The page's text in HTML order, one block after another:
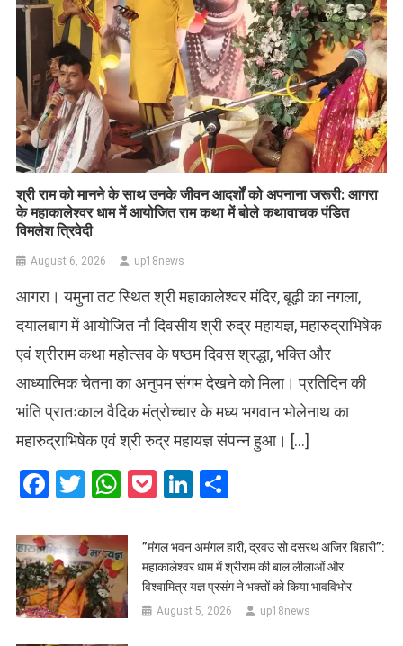
​श्री राम को मानने के साथ उनके जीवन आदर्शों को अपनाना जरूरी: आगरा
के महाकालेश्वर धाम में आयोजित राम कथा में बोले कथावाचक पंडित
विमलेश त्रिवेदी
August 6, 2026 up18news
आगरा। यमुना तट स्थित श्री महाकालेश्वर मंदिर, बूढ़ी का नगला,
दयालबाग में आयोजित नौ दिवसीय श्री रुद्र महायज्ञ, महारुद्राभिषेक
एवं श्रीराम कथा महोत्सव के षष्ठम दिवस श्रद्धा, भक्ति और
आध्यात्मिक चेतना का अनुपम संगम देखने को मिला। प्रतिदिन की
भांति प्रातःकाल वैदिक मंत्रोच्चार के मध्य भगवान भोलेनाथ का
महारुद्राभिषेक एवं श्री रुद्र महायज्ञ संपन्न हुआ। […]
Facebook
Twitter
WhatsApp
PocketLinkedIn
​”मंगल भवन अमंगल हारी, द्रवउ सो दसरथ अजिर बिहारी”:
महाकालेश्वर धाम में श्रीराम की बाल लीलाओं और
विश्वामित्र यज्ञ प्रसंग ने भक्तों को किया भावविभोर
August 5, 2026 up18news